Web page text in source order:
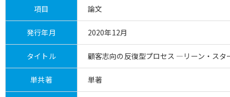
項目 論文
発行年月 2020年12月
タイトル 顧客志向の反復型プロセス ―リーン・ス
単共著 単著